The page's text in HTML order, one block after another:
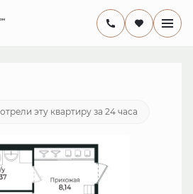
8 364 926 руб.
эту квартиру за 24 часа